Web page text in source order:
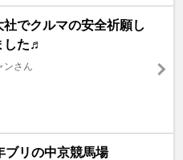
社でクルマの安全祈願し
した♬
ンさん
ブリの中京競馬場